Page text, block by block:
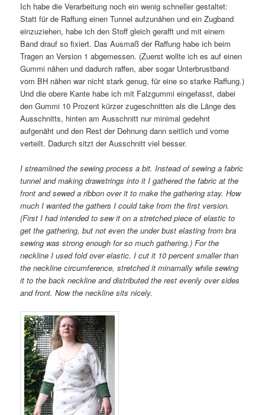
Ich habe die Verarbeitung noch ein wenig schneller gestaltet:
Statt für de Raffung einen Tunnel aufzunähen und ein Zugband
einzuziehen, habe ich den Stoff gleich gerafft und mit einem
Band drauf so fixiert. Das Ausmaß der Raffung habe ich beim
Tragen an Version 1 abgemessen. (Zuerst wollte ich es auf einen
Gummi nähen und dadurch raffen, aber sogar Unterbrustband
vom BH nähen war nicht stark genug, für eine so starke Raffung.)
Und die obere Kante habe ich mit Falzgummi eingefasst, dabei
den Gummi 10 Prozent kürzer zugeschnitten als die Länge des
Ausschnitts, hinten am Ausschnitt nur minimal gedehnt
aufgenäht und den Rest der Dehnung dann seitlich und vorne
verteilt. Dadurch sitzt der Ausschnitt viel besser.
I streamlined the sewing process a bit. Instead of sewing a fabric
tunnel and making drawstrings into it I gathered the fabric at the
front and sewed a ribbon over it to make the gathering stay. How
much I wanted the gathers I could take from the first version.
(First I had intended to sew it on a stretched piece of elastic to
get the gathering, but not even the under bust elasting from bra
sewing was strong enough for so much gathering.) For the
neckline I used fold over elastic. I cut it 10 percent smaller than
the neckline circumference, stretched it minamally while sewing
it to the back neckline and distributed the rest evenly over sides
and front. Now the neckline sits nicely.